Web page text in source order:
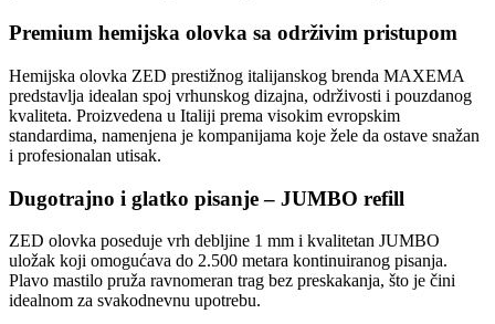
Premium hemijska olovka sa održivim pristupom
Hemijska olovka ZED prestižnog italijanskog brenda MAXEMA
predstavlja idealan spoj vrhunskog dizajna, održivosti i pouzdanog
kvaliteta. Proizvedena u Italiji prema visokim evropskim
standardima, namenjena je kompanijama koje žele da ostave snažan
i profesionalan utisak.
Dugotrajno i glatko pisanje – JUMBO refill
ZED olovka poseduje vrh debljine 1 mm i kvalitetan JUMBO
uložak koji omogućava do 2.500 metara kontinuiranog pisanja.
Plavo mastilo pruža ravnomeran trag bez preskakanja, što je čini
idealnom za svakodnevnu upotrebu.